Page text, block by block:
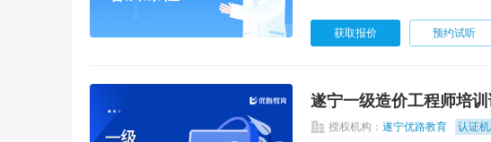
获取报价 预约试听
遂宁一级造价工程师培
授权机构： 遂宁优路教育 认证